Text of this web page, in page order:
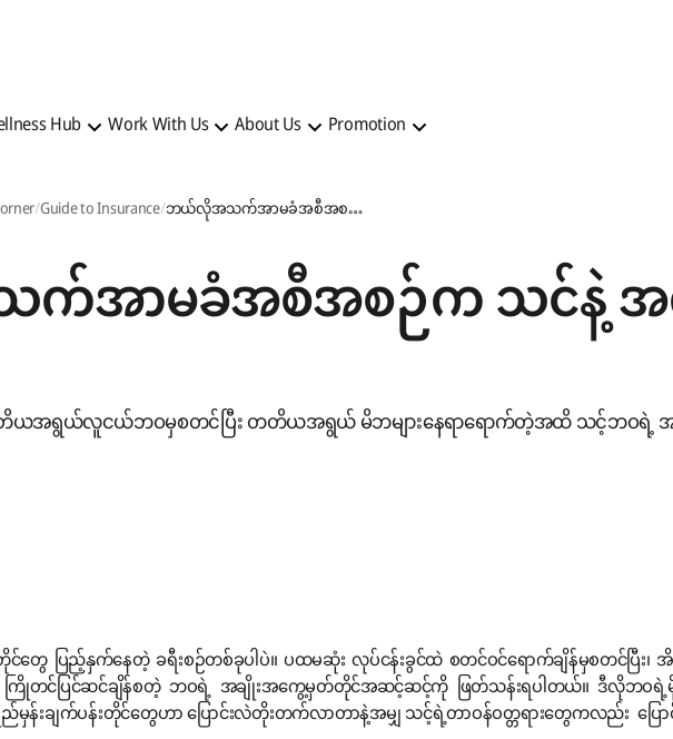
Hub Work With Us About Us Promotion
Guide to Insurance ဘယ်လိုအသက်အာမခံအစီအစဉ်က သင်နဲ့ အကိုက်ညီဆုံးဖြစ်မလဲ?
ာမခံအစီအစဉ်က သင်နဲ့ အ
ယအရွယ်လူငယ်ဘဝမှစတင်ပြီး တတိယအရွယ် မိဘများနေရာရောက်တဲ့အထိ သင့်ဘဝရဲ့ အ
ပြည့်နှက်နေတဲ့ ခရီးစဉ်တစ်ခုပါပဲ။ ပထမဆုံး လုပ်ငန်းခွင်ထဲ စတင်ဝင်ရောက်ချိန်မှစတင်ပြီး၊
ကြိုတင်ပြင်ဆင်ချိန်စတဲ့ ဘဝရဲ့ အချိုးအကွေ့မှတ်တိုင်အဆင့်ဆင့်ကို ဖြတ်သန်းရပါတယ်။ ဒီလိုဘဝ
းချက်ပန်းတိုင်တွေဟာ ပြောင်းလဲတိုးတက်လာတာနဲ့အမျှ သင့်ရဲ့တာဝန်ဝတ္တရားတွေကလည်း ပြေ